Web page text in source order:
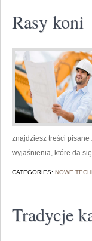
Rasy koni
znajdziesz treści pisane
wyjaśnienia, które da
CATEGORIES: NOWE
Tradycje